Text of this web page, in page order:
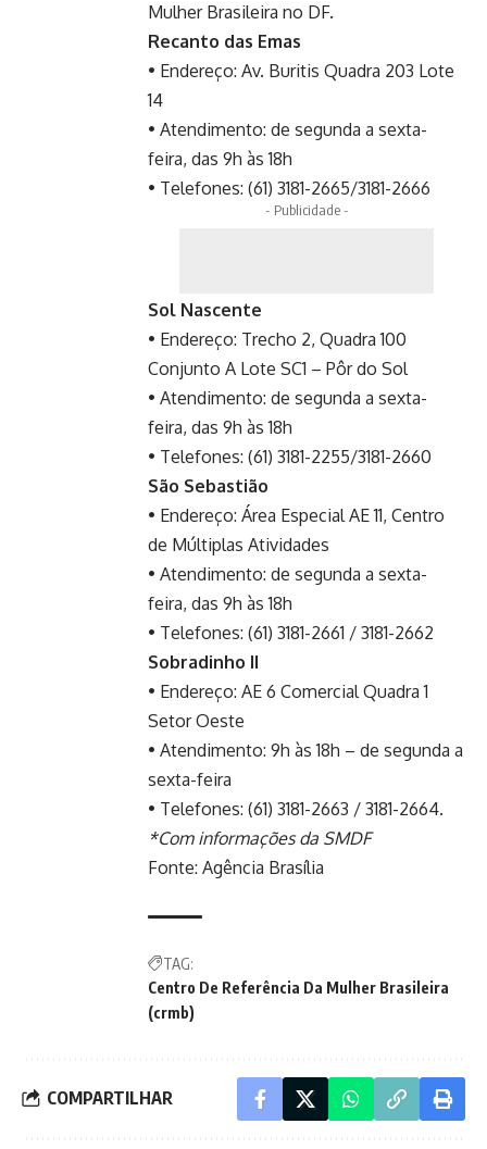
Mulher Brasileira no DF.
Recanto das Emas
• Endereço: Av. Buritis Quadra 203 Lote
14
• Atendimento: de segunda a sexta-
feira, das 9h às 18h
• Telefones: (61) 3181-2665/3181-2666
- Publicidade -
Sol Nascente
• Endereço: Trecho 2, Quadra 100
Conjunto A Lote SC1 – Pôr do Sol
• Atendimento: de segunda a sexta-
feira, das 9h às 18h
• Telefones: (61) 3181-2255/3181-2660
São Sebastião
• Endereço: Área Especial AE 11, Centro
de Múltiplas Atividades
• Atendimento: de segunda a sexta-
feira, das 9h às 18h
• Telefones: (61) 3181-2661 / 3181-2662
Sobradinho II
• Endereço: AE 6 Comercial Quadra 1
Setor Oeste
• Atendimento: 9h às 18h – de segunda a
sexta-feira
• Telefones: (61) 3181-2663 / 3181-2664.
*Com informações da SMDF
Fonte: Agência Brasília
TAG:
Centro De Referência Da Mulher Brasileira
(crmb)
COMPARTILHAR